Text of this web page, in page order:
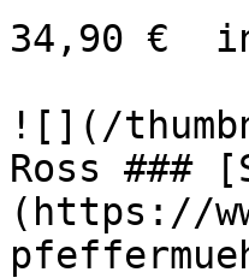
34,90 €
![](/
Ross ###
(https://